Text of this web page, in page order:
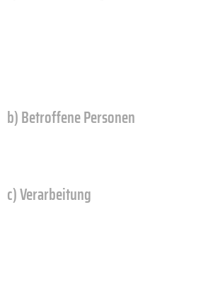
b) Betroffene Personen
c) Verarbeitung